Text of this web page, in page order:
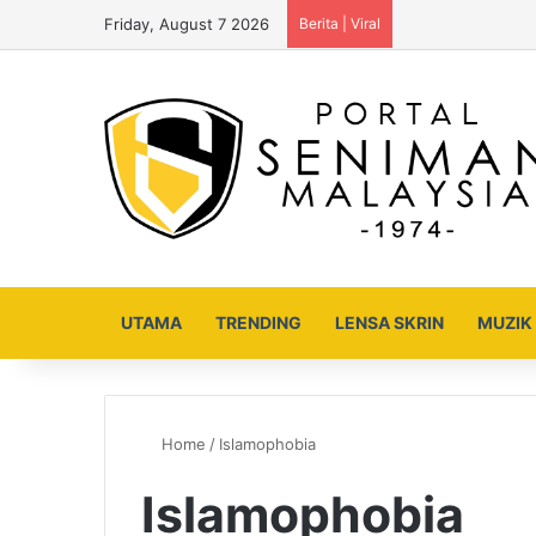
Friday, August 7 2026 Berita | Viral
UTAMA TRENDING LENSA SKRIN MUZIK
Home / Islamophobia
Islamophobia